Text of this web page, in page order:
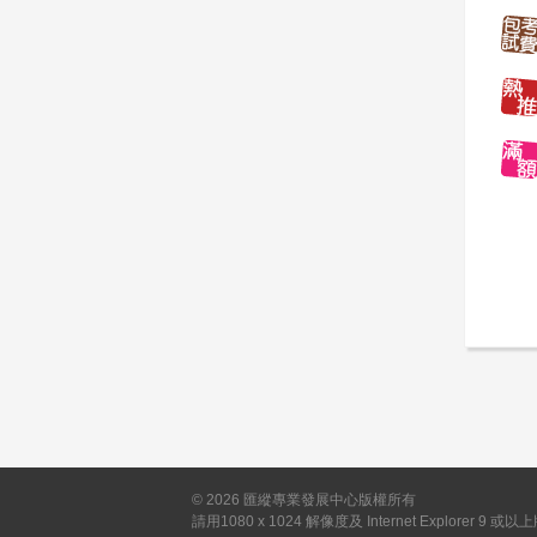
© 2026 匯縱專業發展中心版權所有
請用1080 x 1024 解像度及 Internet Explorer 9 或以上